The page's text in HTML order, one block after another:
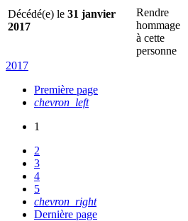
Décédé(e) le 31 janvier
2017
Rendre
hommage
à cette
personne
2017
Première page
chevron_left
1
2
3
4
5
chevron_right
Dernière page